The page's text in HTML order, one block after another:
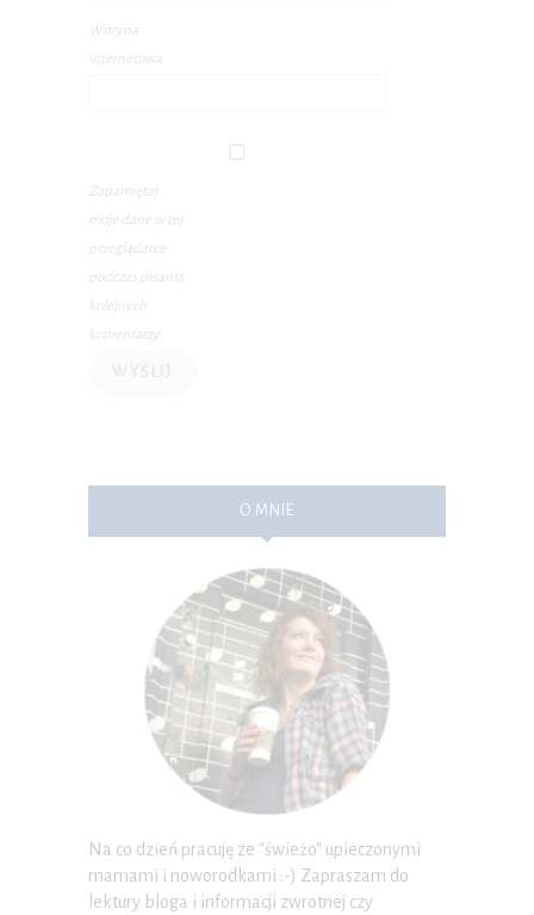
Witryna
internetowa
Zapamiętaj
moje dane w tej
przeglądarce
podczas pisania
kolejnych
komentarzy.
O MNIE
Na co dzień pracuję ze "świeżo" upieczonymi
mamami i noworodkami :-) Zapraszam do
lektury bloga i informacji zwrotnej czy